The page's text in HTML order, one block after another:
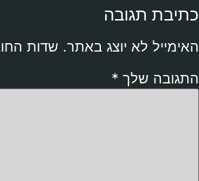
כתיבת תגובה
האימייל לא יוצג באתר. שדות
התגובה שלך *